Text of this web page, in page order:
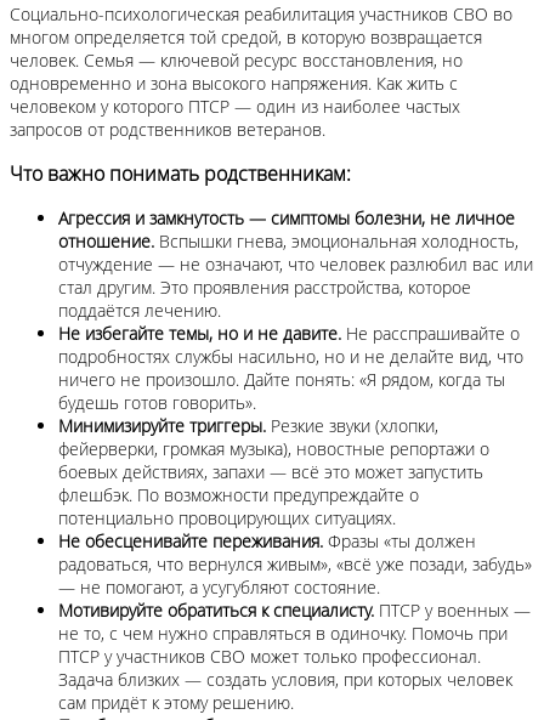
Социально-психологическая реабилитация участников СВО во
многом определяется той средой, в которую возвращается
человек. Семья — ключевой ресурс восстановления, но
одновременно и зона высокого напряжения. Как жить с
человеком у которого ПТСР — один из наиболее частых
запросов от родственников ветеранов.
Что важно понимать родственникам:
Агрессия и замкнутость — симптомы болезни, не личное
отношение. Вспышки гнева, эмоциональная холодность,
отчуждение — не означают, что человек разлюбил вас или
стал другим. Это проявления расстройства, которое
поддаётся лечению.
Не избегайте темы, но и не давите. Не расспрашивайте о
подробностях службы насильно, но и не делайте вид, что
ничего не произошло. Дайте понять: «Я рядом, когда ты
будешь готов говорить».
Минимизируйте триггеры. Резкие звуки (хлопки,
фейерверки, громкая музыка), новостные репортажи о
боевых действиях, запахи — всё это может запустить
флешбэк. По возможности предупреждайте о
потенциально провоцирующих ситуациях.
Не обесценивайте переживания. Фразы «ты должен
радоваться, что вернулся живым», «всё уже позади, забудь»
— не помогают, а усугубляют состояние.
Мотивируйте обратиться к специалисту. ПТСР у военных —
не то, с чем нужно справляться в одиночку. Помочь при
ПТСР у участников СВО может только профессионал.
Задача близких — создать условия, при которых человек
сам придёт к этому решению.